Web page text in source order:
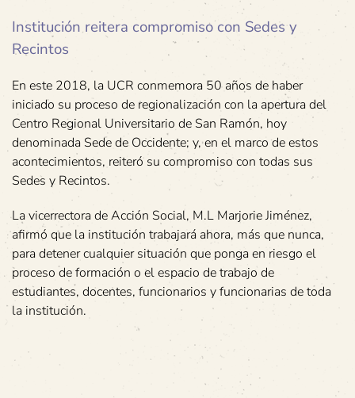
Institución reitera compromiso con Sedes y
Recintos
En este 2018, la UCR conmemora 50 años de haber
iniciado su proceso de regionalización con la apertura del
Centro Regional Universitario de San Ramón, hoy
denominada Sede de Occidente; y, en el marco de estos
acontecimientos, reiteró su compromiso con todas sus
Sedes y Recintos.
La vicerrectora de Acción Social, M.L Marjorie Jiménez,
afirmó que la institución trabajará ahora, más que nunca,
para detener cualquier situación que ponga en riesgo el
proceso de formación o el espacio de trabajo de
estudiantes, docentes, funcionarios y funcionarias de toda
la institución.